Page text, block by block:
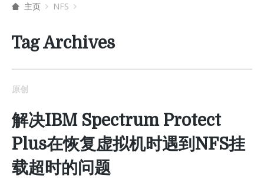
主页 NFS
Tag Archives
原创
解决IBM Spectrum Protect
Plus在恢复虚拟机时遇到NFS挂
载超时的问题